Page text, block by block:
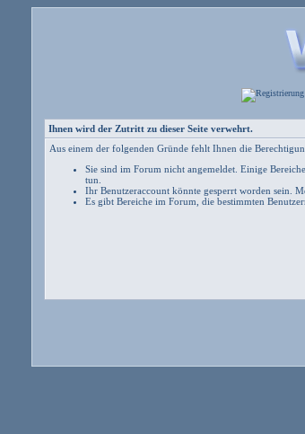
Ihnen wird der Zutritt zu dieser Seite verwehrt.
Aus einem der folgenden Gründe fehlt Ihnen die
Sie sind im Forum nicht angemeldet. Einige
tun
Ihr Benutzeraccount könnte gesperrt worden sein.
Es gibt Bereiche im Forum, die bestimmten